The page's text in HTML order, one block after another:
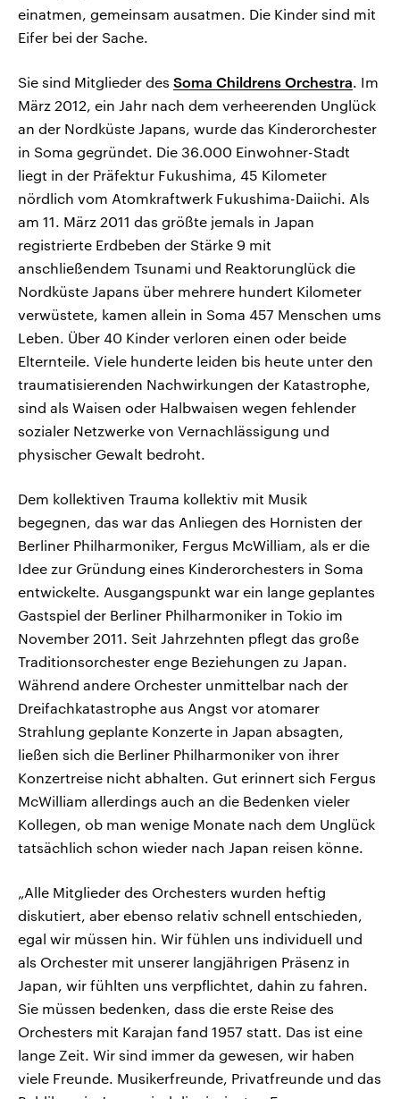
einatmen, gemeinsam ausatmen. Die Kinder sind mit
Eifer bei der Sache.
Sie sind Mitglieder des Soma Childrens Orchestra. Im
März 2012, ein Jahr nach dem verheerenden Unglück
an der Nordküste Japans, wurde das Kinderorchester
in Soma gegründet. Die 36.000 Einwohner-Stadt
liegt in der Präfektur Fukushima, 45 Kilometer
nördlich vom Atomkraftwerk Fukushima-Daiichi. Als
am 11. März 2011 das größte jemals in Japan
registrierte Erdbeben der Stärke 9 mit
anschließendem Tsunami und Reaktorunglück die
Nordküste Japans über mehrere hundert Kilometer
verwüstete, kamen allein in Soma 457 Menschen ums
Leben. Über 40 Kinder verloren einen oder beide
Elternteile. Viele hunderte leiden bis heute unter den
traumatisierenden Nachwirkungen der Katastrophe,
sind als Waisen oder Halbwaisen wegen fehlender
sozialer Netzwerke von Vernachlässigung und
physischer Gewalt bedroht.
Dem kollektiven Trauma kollektiv mit Musik
begegnen, das war das Anliegen des Hornisten der
Berliner Philharmoniker, Fergus McWilliam, als er die
Idee zur Gründung eines Kinderorchesters in Soma
entwickelte. Ausgangspunkt war ein lange geplantes
Gastspiel der Berliner Philharmoniker in Tokio im
November 2011. Seit Jahrzehnten pflegt das große
Traditionsorchester enge Beziehungen zu Japan.
Während andere Orchester unmittelbar nach der
Dreifachkatastrophe aus Angst vor atomarer
Strahlung geplante Konzerte in Japan absagten,
ließen sich die Berliner Philharmoniker von ihrer
Konzertreise nicht abhalten. Gut erinnert sich Fergus
McWilliam allerdings auch an die Bedenken vieler
Kollegen, ob man wenige Monate nach dem Unglück
tatsächlich schon wieder nach Japan reisen könne.
„Alle Mitglieder des Orchesters wurden heftig
diskutiert, aber ebenso relativ schnell entschieden,
egal wir müssen hin. Wir fühlen uns individuell und
als Orchester mit unserer langjährigen Präsenz in
Japan, wir fühlten uns verpflichtet, dahin zu fahren.
Sie müssen bedenken, dass die erste Reise des
Orchesters mit Karajan fand 1957 statt. Das ist eine
lange Zeit. Wir sind immer da gewesen, wir haben
viele Freunde. Musikerfreunde, Privatfreunde und das